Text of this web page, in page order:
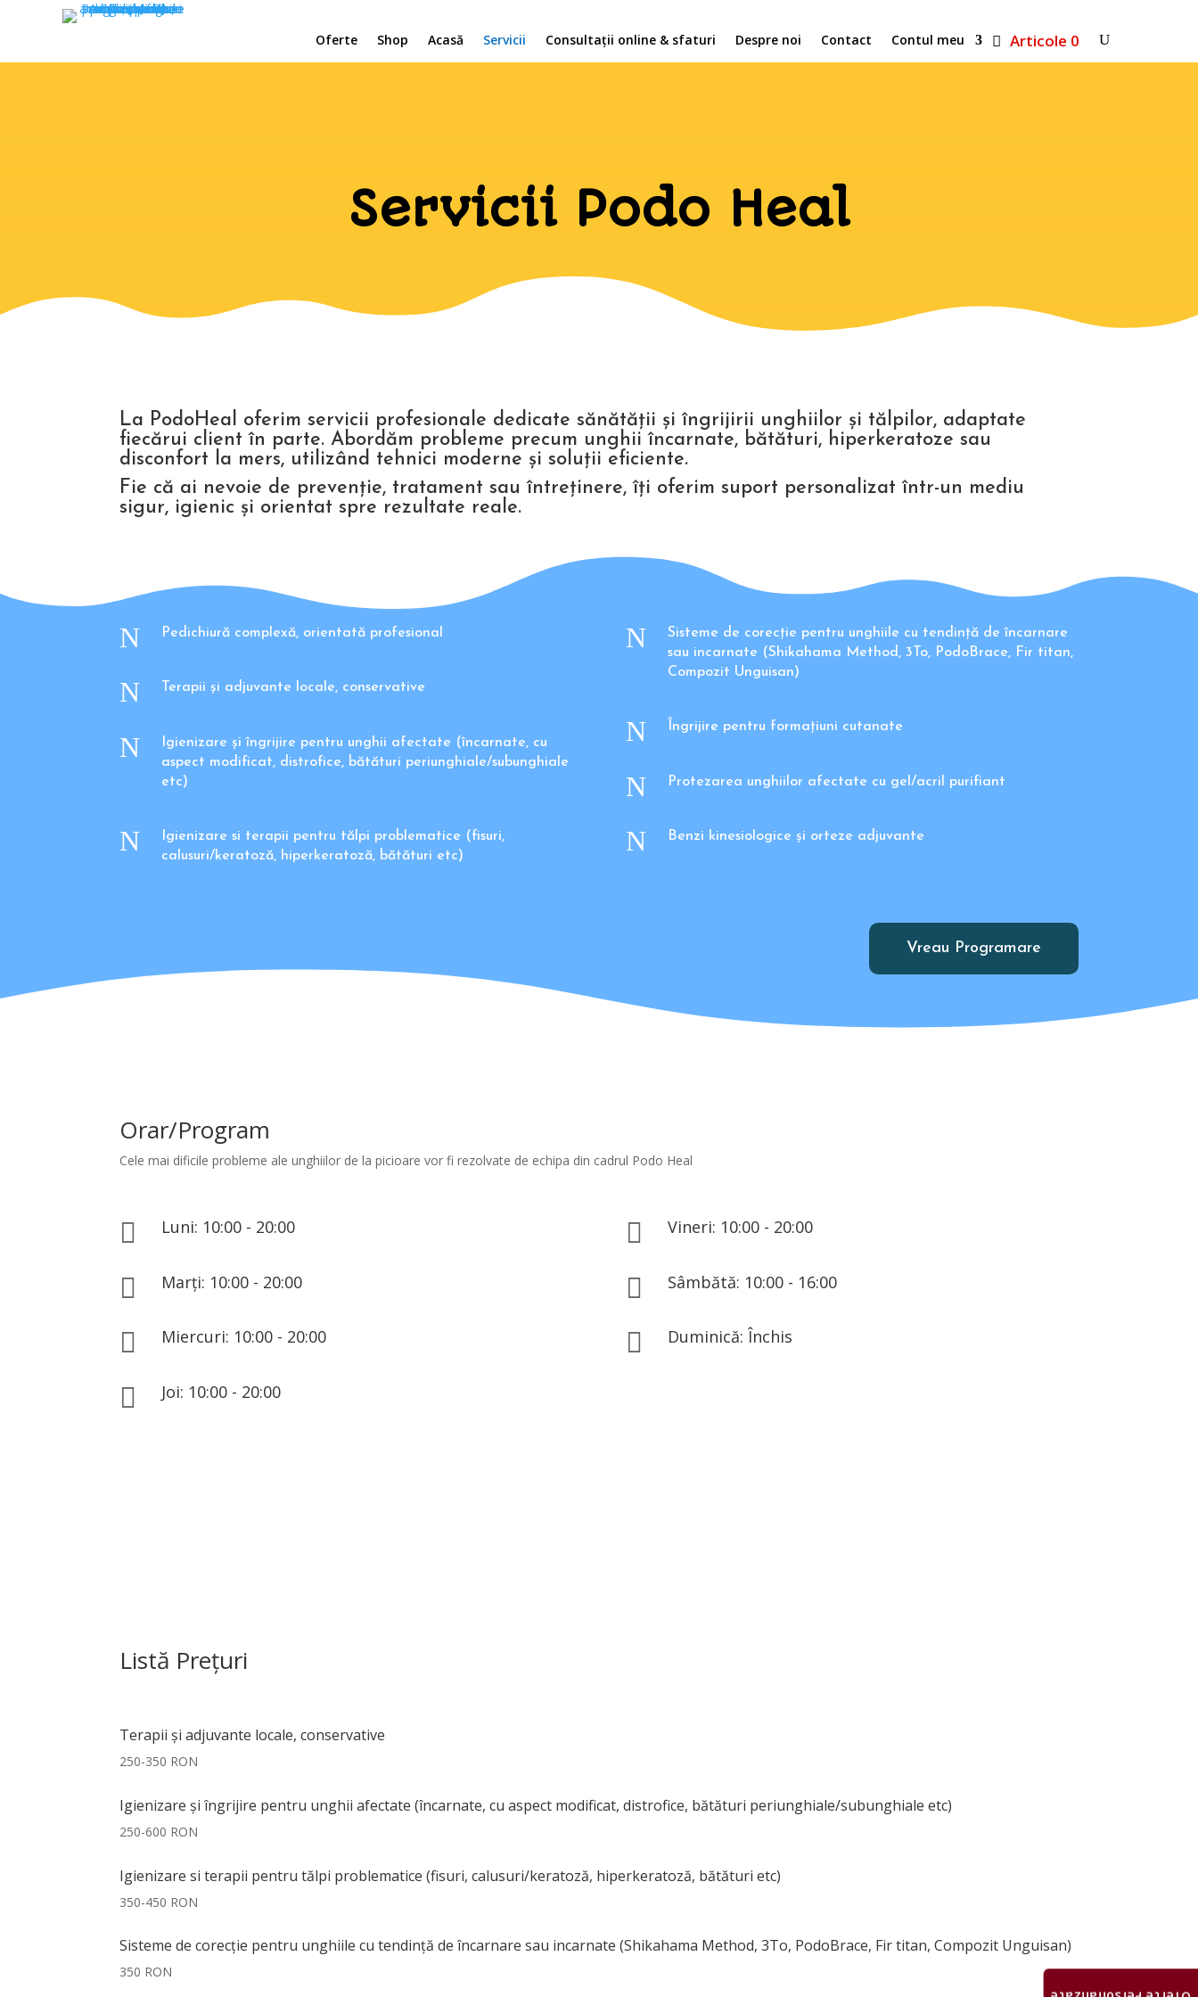
Oferte Shop Acasă Servicii Consultații online & sfaturi Despre noi Contact Contul meu Articole 0
Servicii Podo Heal
La PodoHeal oferim servicii profesionale dedicate sănătății și îngrijirii unghiilor și tălpilor, adaptate
fiecărui client în parte. Abordăm probleme precum unghii încarnate, bătături, hiperkeratoze sau
disconfort la mers, utilizând tehnici moderne și soluții eficiente.
Fie că ai nevoie de prevenție, tratament sau întreținere, îți oferim suport personalizat într-un mediu
sigur, igienic și orientat spre rezultate reale.
N Pedichiură complexă, orientată profesional
N Terapii și adjuvante locale, conservative
N
Igienizare și îngrijire pentru unghii afectate (încarnate, cu
aspect modificat, distrofice, bătături periunghiale/subunghiale
etc)
N
Igienizare si terapii pentru tălpi problematice (fisuri,
calusuri/keratoză, hiperkeratoză, bătături etc)
N
Sisteme de corecție pentru unghiile cu tendință de încarnare
sau incarnate (Shikahama Method, 3To, PodoBrace, Fir titan,
Compozit Unguisan)
N Îngrijire pentru formațiuni cutanate
N Protezarea unghiilor afectate cu gel/acril purifiant
N Benzi kinesiologice și orteze adjuvante
Vreau Programare
Orar/Program
Cele mai dificile probleme ale unghiilor de la picioare vor fi rezolvate de echipa din cadrul Podo Heal
 Luni: 10:00 - 20:00
 Marți: 10:00 - 20:00
 Miercuri: 10:00 - 20:00
 Joi: 10:00 - 20:00
 Vineri: 10:00 - 20:00
 Sâmbătă: 10:00 - 16:00
 Duminică: Închis
Listă Prețuri
Terapii și adjuvante locale, conservative
250-350 RON
Igienizare și îngrijire pentru unghii afectate (încarnate, cu aspect modificat, distrofice, bătături periunghiale/subunghiale etc)
250-600 RON
Igienizare si terapii pentru tălpi problematice (fisuri, calusuri/keratoză, hiperkeratoză, bătături etc)
350-450 RON
Sisteme de corecție pentru unghiile cu tendință de încarnare sau incarnate (Shikahama Method, 3To, PodoBrace, Fir titan, Compozit Unguisan)
350 RON